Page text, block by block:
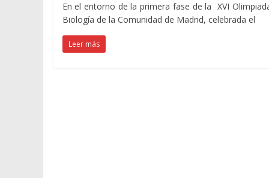
En el entorno de la primera fase de la XVI
Biología de la Comunidad de Madrid, celebrada el
Leer más